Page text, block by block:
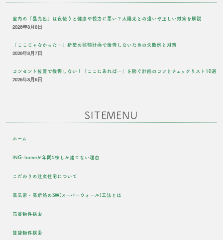
室内の「昼光色」は夜使うと健康や視力に悪い？太陽光との違いや正しい対策を解説
2026年8月8日
「ここじゃなかった…」新築の照明計画で後悔しないための失敗例と対策
2026年8月7日
コンセント位置で後悔しない！「ここにあれば…」を防ぐ計画のコツとチェックリスト10選
2026年8月6日
SITEMENU
ホーム
ING-homeが年間5棟しか建てない理由
こだわりの注文住宅について
高気密・高断熱のSW(スーパーウォール)工法とは
売買物件検索
賃貸物件検索